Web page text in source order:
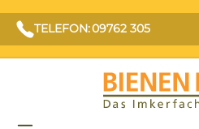
TELEFON: 09762 305